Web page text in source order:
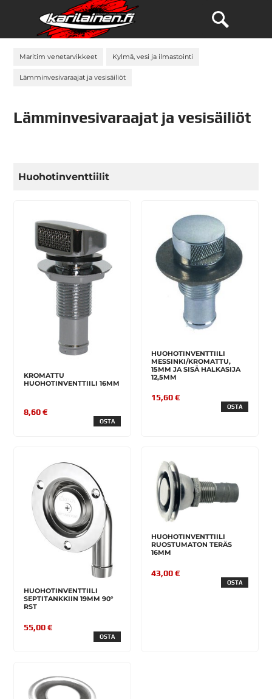
Maritim venetarvikkeet Kylmä, vesi ja ilmastointi
Lämminvesivaraajat ja vesisäiliöt
Lämminvesivaraajat ja vesisäiliöt
Huohotinventtiilit
KROMATTU
HUOHOTINVENTTIILI 16MM
8,60 €
OSTA
HUOHOTINVENTTIILI
MESSINKI/KROMATTU,
15MM JA SISÄ HALKASIJA
12,5MM
15,60 €
OSTA
HUOHOTINVENTTIILI
SEPTITANKKIIN 19MM 90°
RST
55,00 €
OSTA
HUOHOTINVENTTIILI
RUOSTUMATON TERÄS
16MM
43,00 €
OSTA